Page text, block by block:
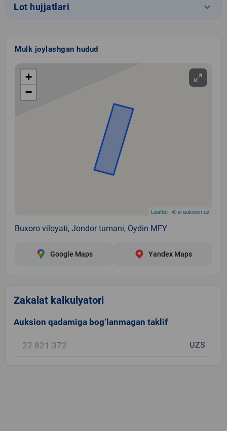
Lot hujjatlari keyboard_arrow_down
Mulk joylashgan hudud
+
−
Leaflet | ©e-auksion.uz
Buxoro viloyati, Jondor tumani, Oydin MFY
Google Maps Yandex Maps
Zakalat kalkulyatori
Auksion qadamiga bog‘lanmagan taklif
UZS